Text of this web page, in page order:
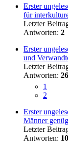
Erster
für
Letzter
Antworten: 2
Erster
und
Letzter
Antworten: 26
1
2
Erster
Männer
Letzter
Antworten: 10